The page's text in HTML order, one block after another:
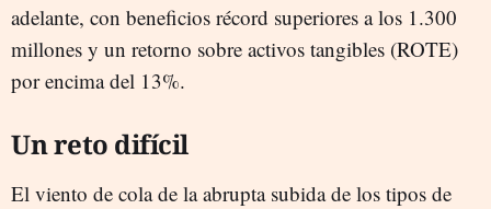
adelante, con beneficios récord superiores a los 1.300
millones y un retorno sobre activos tangibles (ROTE)
por encima del 13%.
Un reto difícil
El viento de cola de la abrupta subida de los tipos de